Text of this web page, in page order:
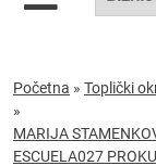
Početna » Toplički
»
MARIJA
ESCUELA027